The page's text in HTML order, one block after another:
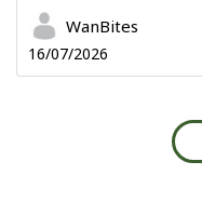
WanBites
16/07/2026